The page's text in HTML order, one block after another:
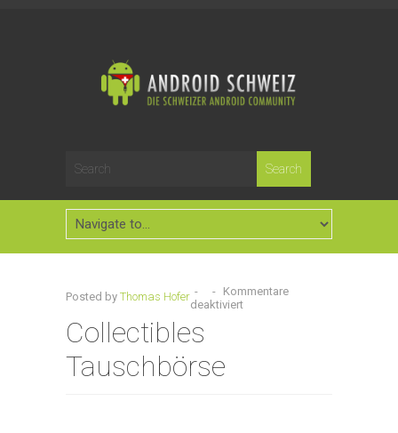
Posted by Thomas Hofer - - Kommentare
deaktiviert
Collectibles
Tauschbörse